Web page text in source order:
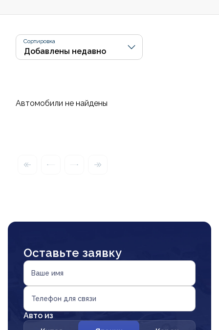
Сортировка
Автомобили не найдены
Оставьте заявку
Ваше имя
Телефон для связи
Авто из